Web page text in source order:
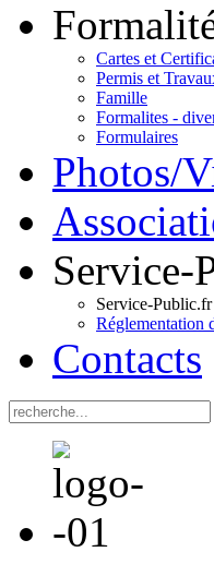
Cartes et
Permis et
Famille
Formalites -
Formulaires
Photos/
Service-
Service-Public.fr
Réglementation
Contacts